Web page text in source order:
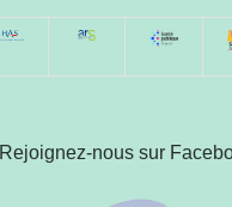
Rejoignez-nous sur